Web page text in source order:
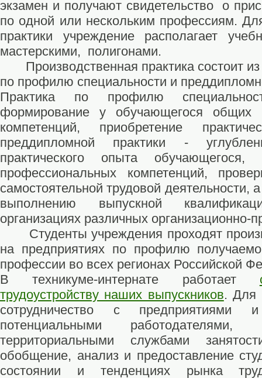
экзамен и получают свидетельство о
по одной или нескольким профессиям.
практики учреждение располагает
мастерскими, полигонами.
Производственная практика состоит из
по профилю специальности и
Практика по профилю
формирование у обучающегося общих
компетенций, приобретение
преддипломной практики -
практического опыта
профессиональных компетенций,
самостоятельной трудовой деятельности,
выполнению выпускной
организациях различных
Студенты учреждения проходят
на предприятиях по профилю
профессии во всех регионах Российской
В техникуме-интернате работает
трудоустройству наших выпускников. Для
сотрудничество с предприятиями
потенциальными работодателями,
территориальными службами
обобщение, анализ и предоставление
состоянии и тенденциях рынка